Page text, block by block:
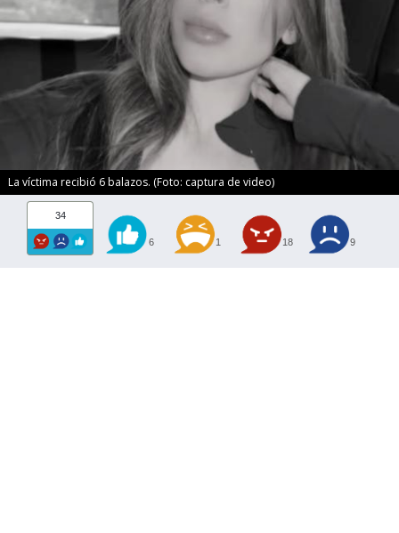
La víctima recibió 6 balazos. (Foto: captura de video)
34
6 1 18 9